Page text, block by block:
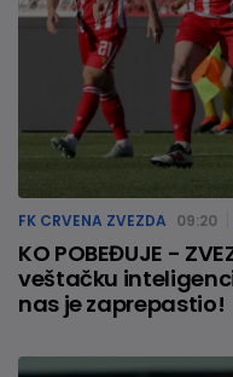
FK CRVENA ZVEZDA 09:20
KO POBEĐUJE -
veštačku
nas je zaprepastio!